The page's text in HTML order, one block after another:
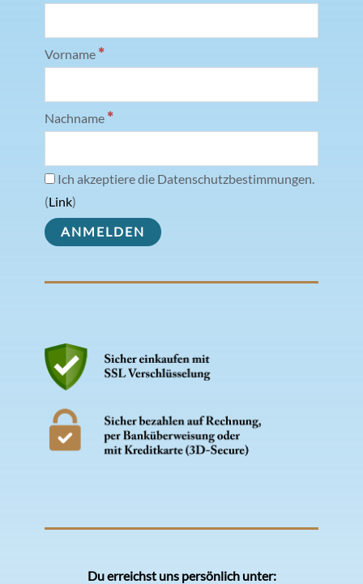
Vorname *
Nachname *
Ich akzeptiere die Datenschutzbestimmungen.
(Link)
Du erreichst uns persönlich unter: